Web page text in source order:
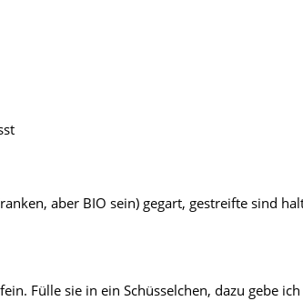
aber BIO sein) gegart, gestreifte sind
Fülle sie in ein Schüsselchen, dazu gebe